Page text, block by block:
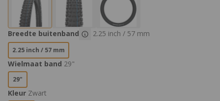
Product Opties:
Breedte buitenband 2.25 inch / 57 mm
2.25 inch / 57 mm
Wielmaat band 29"
29"
Kleur Zwart